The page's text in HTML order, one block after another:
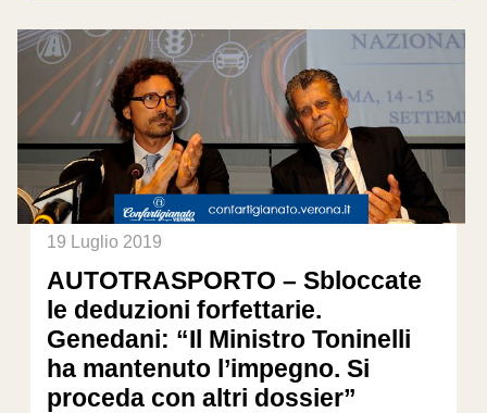
19 Luglio 2019
AUTOTRASPORTO – Sbloccate
le deduzioni forfettarie.
Genedani: “Il Ministro Toninelli
ha mantenuto l’impegno. Si
proceda con altri dossier”